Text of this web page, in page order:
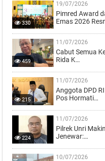
330
19/07/2026
Pimred Award
Emas 2026
459
11/07/2026
Cabut Semua
Rida K…
215
11/07/2026
Anggota DPD
Pos Hormati…
224
11/07/2026
Pilrek Unri
Jenewar:…
10/07/2026